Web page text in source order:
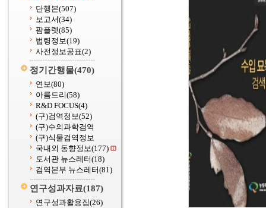
단행본(507)
보고서(34)
팜플렛(85)
법령정보(19)
사전정보공표(2)
정기간행물(470)
연보(80)
아름드리(58)
R&D FOCUS(4)
(구)검역정보(52)
(구)수의과학검역
(구)식물검역정보
국내외 동향정보(177)
도서관 뉴스레터(18)
검역본부 뉴스레터(81)
연구성과자료(187)
연구성과활용집(26)